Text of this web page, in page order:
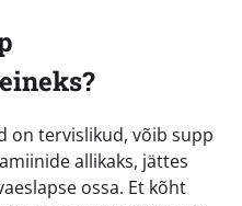
on tervislikud, võib supp
allikaks, jättes
ossa. Et kõht